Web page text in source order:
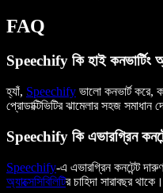
FAQ
Speechify কি হাই কনভার্টিং
হ্যাঁ, Speechify ভালো কনভার্ট করে,
প্রোডাক্টিভিটির ঝামেলার সহজ সমাধান
Speechify কি এভারগ্রিন
Speechify-এ এভারগ্রিন কনটেন্ট
অ্যাক্সেসিবিলিটির চাহিদা সারাবছর থাকে।